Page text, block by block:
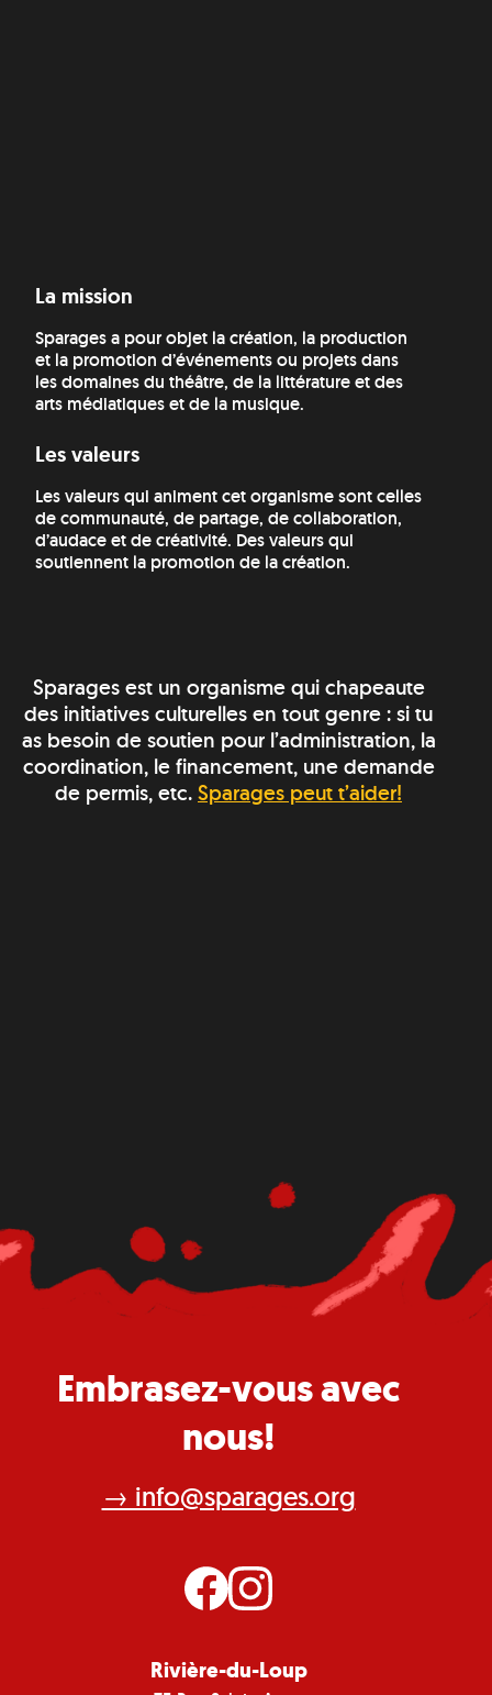
La mission
Sparages a pour objet la création, la production
et la promotion d’événements ou projets dans
les domaines du théâtre, de la littérature et des
arts médiatiques et de la musique.
Les valeurs
Les valeurs qui animent cet organisme sont celles
de communauté, de partage, de collaboration,
d’audace et de créativité. Des valeurs qui
soutiennent la promotion de la création.
Sparages est un organisme qui chapeaute
des initiatives culturelles en tout genre : si tu
as besoin de soutien pour l’administration, la
coordination, le financement, une demande
de permis, etc. Sparages peut t’aider!
Embrasez-vous avec
nous!
→ info@sparages.org
Rivière-du-Loup